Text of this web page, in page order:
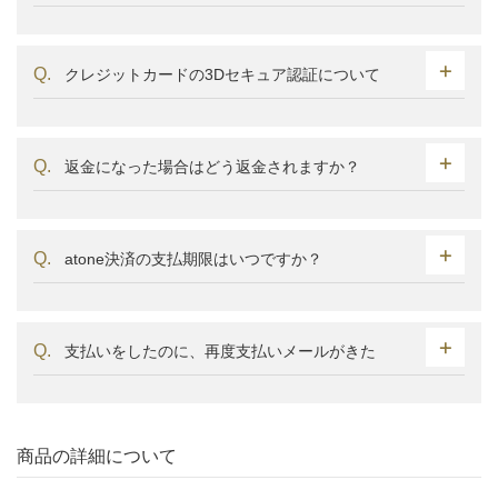
クレジットカードの3Dセキュア認証について
返金になった場合はどう返金されますか？
atone決済の支払期限はいつですか？
支払いをしたのに、再度支払いメールがきた
商品の詳細について